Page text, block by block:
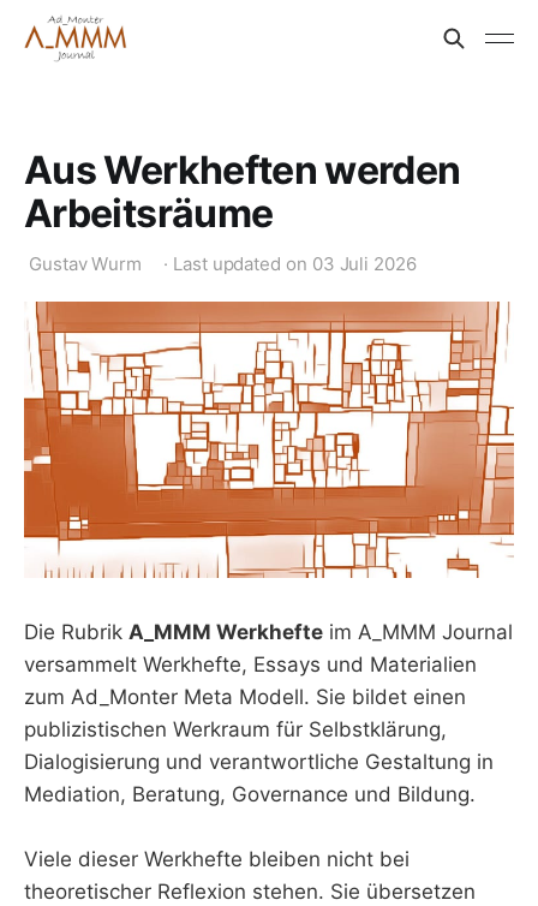
Aus Werkheften werden
Arbeitsräume
Gustav Wurm · Last updated on 03 Juli 2026
Die Rubrik A_MMM Werkhefte im A_MMM Journal
versammelt Werkhefte, Essays und Materialien
zum Ad_Monter Meta Modell. Sie bildet einen
publizistischen Werkraum für Selbstklärung,
Dialogisierung und verantwortliche Gestaltung in
Mediation, Beratung, Governance und Bildung.
Viele dieser Werkhefte bleiben nicht bei
theoretischer Reflexion stehen. Sie übersetzen